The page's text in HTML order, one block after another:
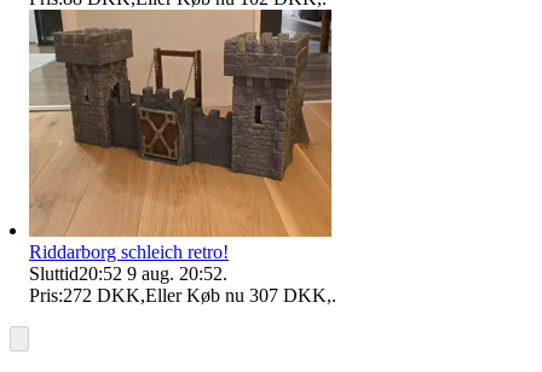
Riddarborg schleich retro!
Sluttid20:52 9 aug. 20:52.
Pris:272 DKK,Eller Køb nu 307 DKK,.